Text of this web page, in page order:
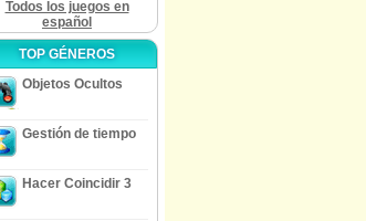
Todos los juegos en
español
TOP GÉNEROS
Objetos Ocultos
Gestión de tiempo
Hacer Coincidir 3